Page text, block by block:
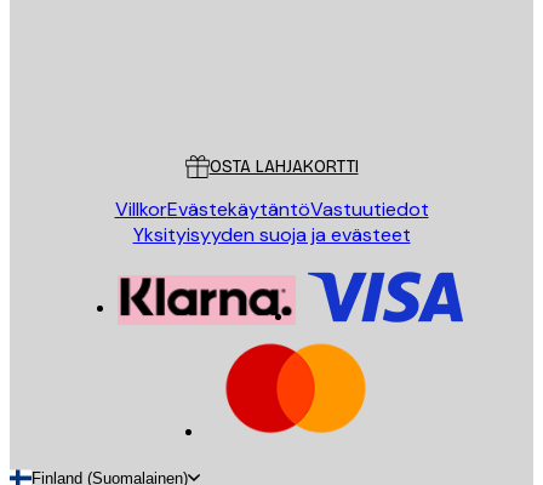
OSTA LAHJAKORTTI
VillkorEvästekäytäntöVastuutiedot
Yksityisyyden suoja ja evästeet
Finland (Suomalainen)